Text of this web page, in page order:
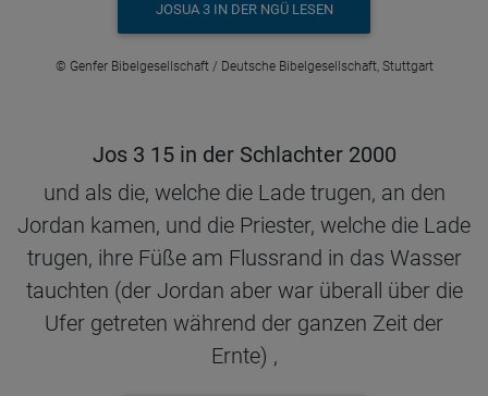
JOSUA 3 IN DER NGÜ LESEN
© Genfer Bibelgesellschaft / Deutsche Bibelgesellschaft, Stuttgart
Jos 3 15 in der Schlachter 2000
und als die, welche die Lade trugen, an den
Jordan kamen, und die Priester, welche die Lade
trugen, ihre Füße am Flussrand in das Wasser
tauchten (der Jordan aber war überall über die
Ufer getreten während der ganzen Zeit der
Ernte) ,